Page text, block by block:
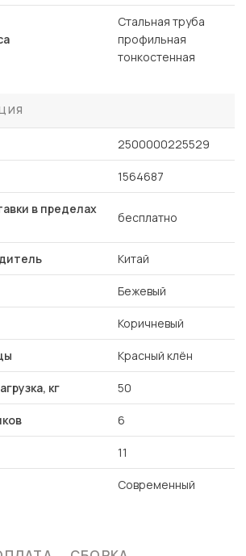
Стальная труба
профильная
тонкостенная
2500000225529
1564687
в пределах
бесплатно
Китай
Бежевый
Коричневый
Красный клён
кг 50
6
11
Современный